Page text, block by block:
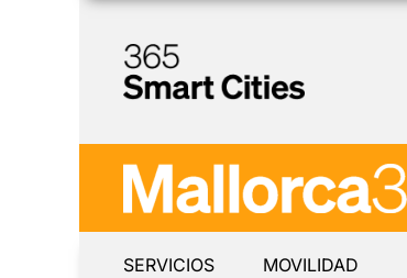
SERVICIOS MOVILIDAD